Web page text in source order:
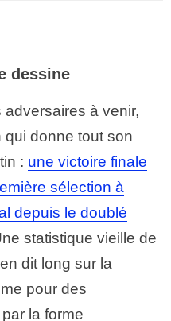
dessine
à venir,
qui donne tout son
: une victoire finale
sélection à
depuis le doublé
statistique vieille de
dit long sur la
pour des
la forme